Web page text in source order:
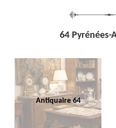
64 Pyrénées-
Antiquaire 64